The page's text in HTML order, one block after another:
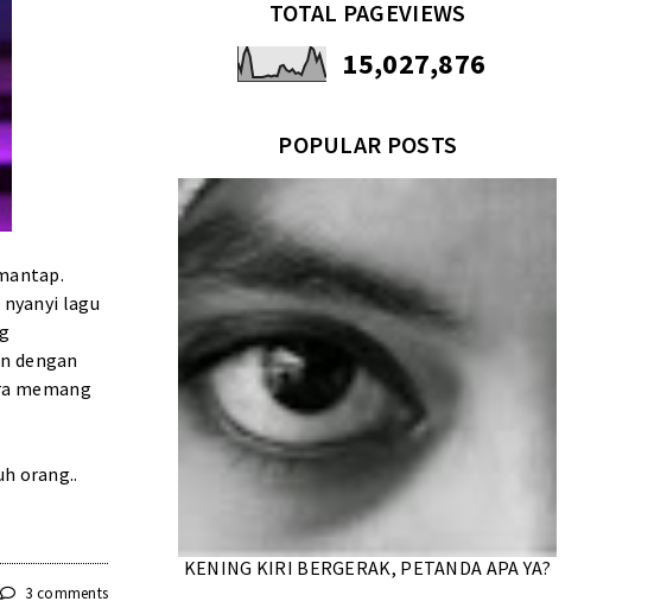
lagu
dengan
memang
orang..
3 comments
TOTAL PAGEVIEWS
15,027,876
POPULAR POSTS
KENING KIRI BERGERAK, PETANDA APA YA?